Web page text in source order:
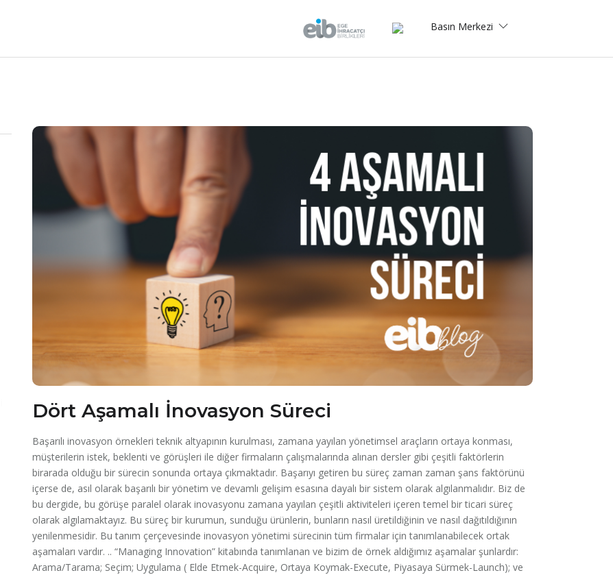
Basın Merkezi
Dört Aşamalı İnovasyon Süreci
Başarılı inovasyon örnekleri teknik altyapının kurulması, zamana yayılan yönetimsel araçların ortaya konması,
müşterilerin istek, beklenti ve görüşleri ile diğer firmaların çalışmalarında alınan dersler gibi çeşitli faktörlerin
birarada olduğu bir sürecin sonunda ortaya çıkmaktadır. Başarıyı getiren bu süreç zaman zaman şans faktörünü
içerse de, asıl olarak başarılı bir yönetim ve devamlı gelişim esasına dayalı bir sistem olarak algılanmalıdır. Biz de
bu dergide, bu görüşe paralel olarak inovasyonu zamana yayılan çeşitli aktiviteleri içeren temel bir ticari süreç
olarak algılamaktayız. Bu süreç bir kurumun, sunduğu ürünlerin, bunların nasıl üretildiğinin ve nasıl dağıtıldığının
yenilenmesidir. Bu tanım çerçevesinde inovasyon yönetimi sürecinin tüm firmalar için tanımlanabilecek ortak
aşamaları vardır. .. “Managing Innovation” kitabında tanımlanan ve bizim de örnek aldığımız aşamalar şunlardır:
Arama/Tarama; Seçim; Uygulama ( Elde Etmek-Acquire, Ortaya Koymak-Execute, Piyasaya Sürmek-Launch); ve